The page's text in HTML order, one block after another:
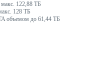
122,88 ТБ
128 ТБ
объемом до 61,44 ТБ